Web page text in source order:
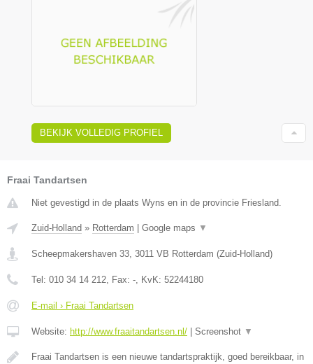
BEKIJK VOLLEDIG PROFIEL
Fraai Tandartsen
Niet gevestigd in de plaats Wyns en in de provincie Friesland.
Zuid-Holland » Rotterdam Google maps ▼
Scheepmakershaven 33, 3011 VB Rotterdam (Zuid-Holland)
Tel: 010 34 14 212, Fax: -, KvK: 52244180
E-mail › Fraai Tandartsen
Website: http://www.fraaitandartsen.nl/ Screenshot ▼
Fraai Tandartsen is een nieuwe tandartspraktijk, goed bereikbaar, in